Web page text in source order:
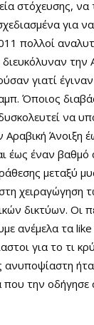
στόχευσης, να
για
πολλοί
την
γιατί
Όποιος
να
Αραβική Άνοιξη
έως έναν βαθμό
μεταξύ
χειραγώγηση
δικτύων. Οι
ανέμελα τα
για το τι
που την